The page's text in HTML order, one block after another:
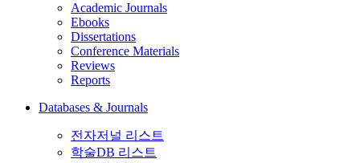
Academic Journals
Ebooks
Dissertations
Conference Materials
Reviews
Reports
Databases & Journals
전자저널 리스트
학술DB 리스트